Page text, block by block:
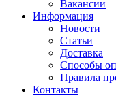
Вакансии
Информация
Новости
Статьи
Доставка
Способы
Правила
Контакты